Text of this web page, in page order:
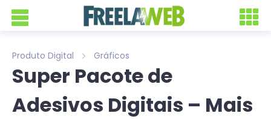
Produto Digital Gráficos
Super Pacote de
Adesivos Digitais – Mais